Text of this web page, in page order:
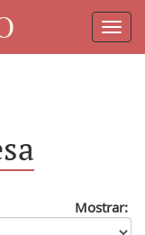
Mostrar: